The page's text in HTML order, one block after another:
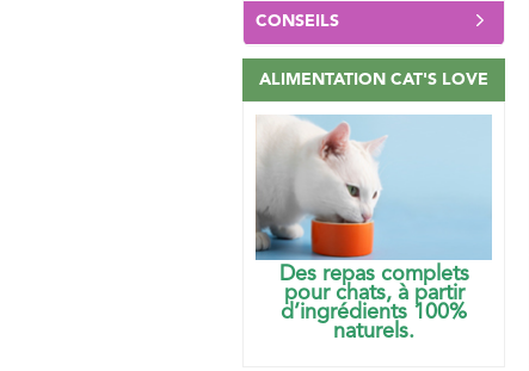
CONSEILS
ALIMENTATION CAT'S LOVE
Des repas complets
pour chats, à partir
d’ingrédients 100%
naturels.